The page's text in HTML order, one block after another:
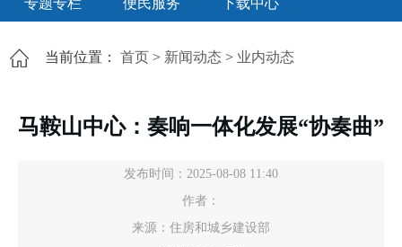
专题专栏 便民服务 下载中心
当前位置： 首页 > 新闻动态 > 业内动态
马鞍山中心：奏响一体化发展“协奏曲”
发布时间：2025-08-08 11:40
作者：
来源：住房和城乡建设部